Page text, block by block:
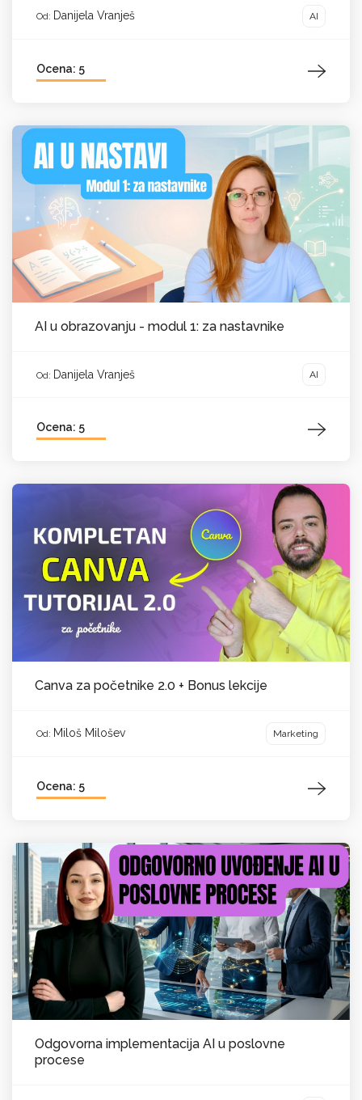
Od: Danijela Vranješ AI
Ocena: 5
AI u obrazovanju - modul 1: za nastavnike
Od: Danijela Vranješ AI
Ocena: 5
Canva za početnike 2.0 + Bonus lekcije
Od: Miloš Milošev Marketing
Ocena: 5
Odgovorna implementacija AI u poslovne
procese